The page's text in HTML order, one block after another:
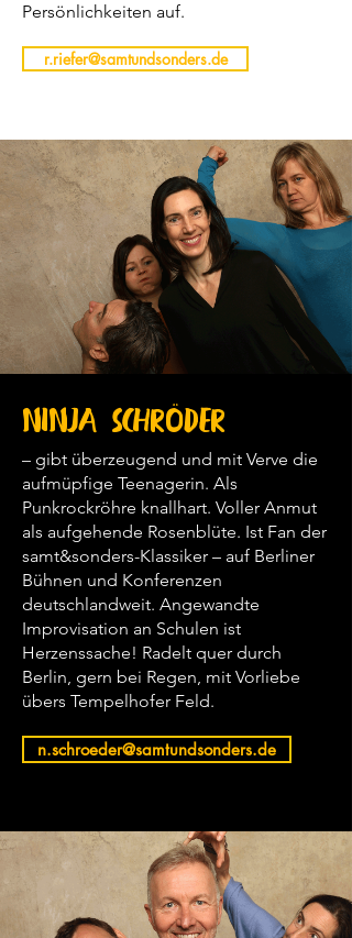
Persönlichkeiten auf.
r.riefer@samtundsonders.de
Ninja Schröder
– gibt überzeugend und mit Verve die
aufmüpfige Teenagerin. Als
Punkrockröhre knallhart. Voller Anmut
als aufgehende Rosenblüte. Ist Fan der
samt&sonders-Klassiker – auf Berliner
Bühnen und Konferenzen
deutschlandweit. Angewandte
Improvisation an Schulen ist
Herzenssache! Radelt quer durch
Berlin, gern bei Regen, mit Vorliebe
übers Tempelhofer Feld.
n.schroeder@samtundsonders.de